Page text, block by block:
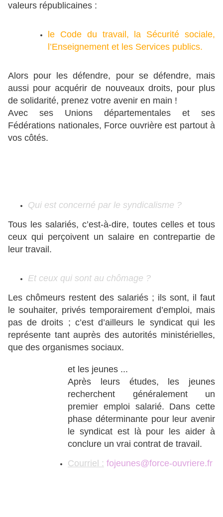
valeurs républicaines :
le Code du travail, la Sécurité sociale,
l’Enseignement et les Services publics.
Alors pour les défendre, pour se défendre, mais
aussi pour acquérir de nouveaux droits, pour plus
de solidarité, prenez votre avenir en main !
Avec ses Unions départementales et ses
Fédérations nationales, Force ouvrière est partout à
vos côtés.
Qui est concerné par le syndicalisme ?
Tous les salariés, c’est-à-dire, toutes celles et tous
ceux qui perçoivent un salaire en contrepartie de
leur travail.
Et ceux qui sont au chômage ?
Les chômeurs restent des salariés ; ils sont, il faut
le souhaiter, privés temporairement d’emploi, mais
pas de droits ; c’est d’ailleurs le syndicat qui les
représente tant auprès des autorités ministérielles,
que des organismes sociaux.
et les jeunes ...
Après leurs études, les jeunes
recherchent généralement un
premier emploi salarié. Dans cette
phase déterminante pour leur avenir
le syndicat est là pour les aider à
conclure un vrai contrat de travail.
Courriel : fojeunes@force-ouvriere.fr